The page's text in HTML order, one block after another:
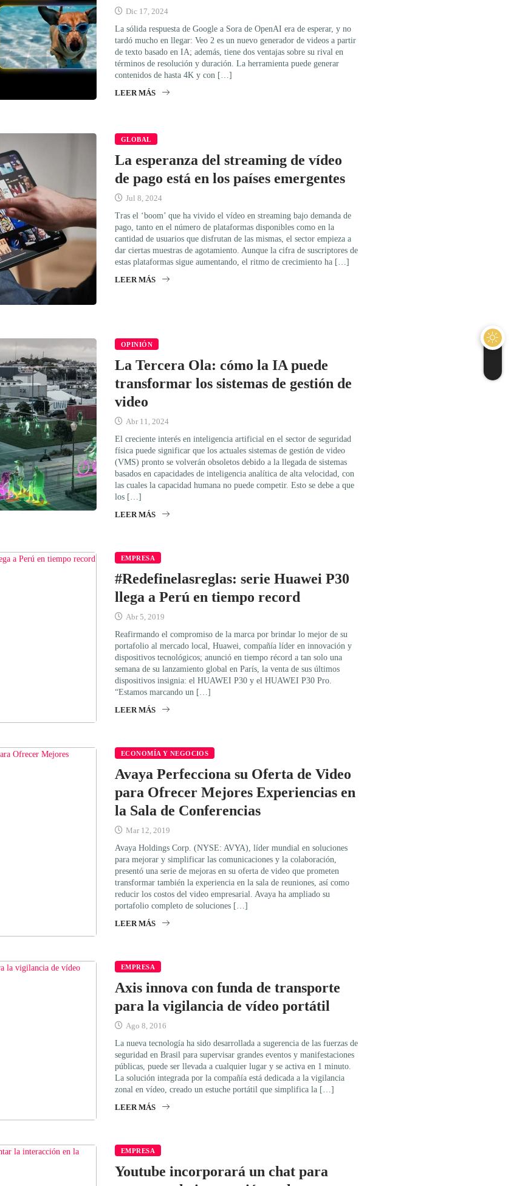
Dic 17, 2024
La sólida respuesta de Google a Sora de OpenAI era de esperar, y no
tardó mucho en llegar: Veo 2 es un nuevo generador de videos a partir
de texto basado en IA; además, tiene dos ventajas sobre su rival en
términos de resolución y duración. La herramienta puede generar
contenidos de hasta 4K y con […]
LEER MÁS
GLOBAL
La esperanza del streaming de vídeo
de pago está en los países emergentes
Jul 8, 2024
Tras el ‘boom’ que ha vivido el vídeo en streaming bajo demanda de
pago, tanto en el número de plataformas disponibles como en la
cantidad de usuarios que disfrutan de las mismas, el sector empieza a
dar ciertas muestras de agotamiento. Aunque la cifra de suscriptores de
estas plataformas sigue aumentando, el ritmo de crecimiento ha […]
LEER MÁS
OPINIÓN
La Tercera Ola: cómo la IA puede
transformar los sistemas de gestión de
video
Abr 11, 2024
El creciente interés en inteligencia artificial en el sector de seguridad
física puede significar que los actuales sistemas de gestión de video
(VMS) pronto se volverán obsoletos debido a la llegada de sistemas
basados en capacidades de inteligencia analítica de alta velocidad, con
las cuales la capacidad humana no puede competir. Esto se debe a que
los […]
LEER MÁS
EMPRESA
#Redefinelasreglas: serie Huawei P30
llega a Perú en tiempo record
Abr 5, 2019
Reafirmando el compromiso de la marca por brindar lo mejor de su
portafolio al mercado local, Huawei, compañía líder en innovación y
dispositivos tecnológicos; anunció en tiempo récord a tan solo una
semana de su lanzamiento global en París, la venta de sus últimos
dispositivos insignia: el HUAWEI P30 y el HUAWEI P30 Pro.
“Estamos marcando un […]
LEER MÁS
ECONOMÍA Y NEGOCIOS
Avaya Perfecciona su Oferta de Video
para Ofrecer Mejores Experiencias en
la Sala de Conferencias
Mar 12, 2019
Avaya Holdings Corp. (NYSE: AVYA), líder mundial en soluciones
para mejorar y simplificar las comunicaciones y la colaboración,
presentó una serie de mejoras en su oferta de video que prometen
transformar también la experiencia en la sala de reuniones, así como
reducir los costos del video empresarial. Avaya ha ampliado su
portafolio completo de soluciones […]
LEER MÁS
EMPRESA
Axis innova con funda de transporte
para la vigilancia de vídeo portátil
Ago 8, 2016
La nueva tecnología ha sido desarrollada a sugerencia de las fuerzas de
seguridad en Brasil para supervisar grandes eventos y manifestaciones
públicas, puede ser llevada a cualquier lugar y se activa en 1 minuto.
La solución integrada por la compañía está dedicada a la vigilancia
zonal en vídeo, creado un estuche portátil que simplifica la […]
LEER MÁS
EMPRESA
Youtube incorporará un chat para